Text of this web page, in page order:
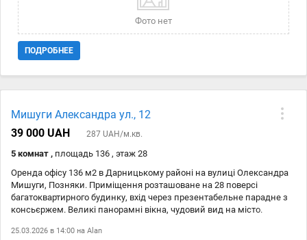
Фото нет
ПОДРОБНЕЕ
Мишуги Александра ул., 12
39 000 UAH
287 UAH/м.кв.
5 комнат , площадь 136 , этаж 28
Оренда офісу 136 м2 в Дарницькому районі на вулиці Олександра
Мишуги, Позняки. Приміщення розташоване на 28 поверсі
багатоквартирного будинку, вхід через презентабельне парадне з
консьєржем. Великі панорамні вікна, чудовий вид на місто.
Виконано дорогий ремонт. Приміщення оснащене системою
25.03.2026 в 14:00 на Alan